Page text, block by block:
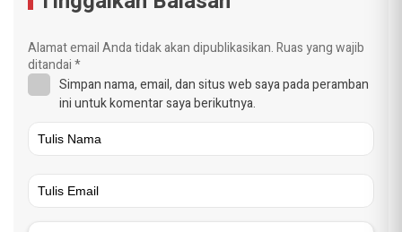
Alamat email Anda tidak akan dipublikasikan.Ruas yang wajib
ditandai*
Simpan nama, email, dan situs web saya pada peramban
ini untuk komentar saya berikutnya.